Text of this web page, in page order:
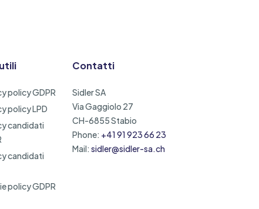
policy GDPR
policy LPD
candidati
candidati
policy GDPR
Contatti
Sidler SA
Via Gaggiolo 27
CH-6855 Stabio
Phone: +41 91 923 66 23
Mail: sidler@sidler-sa.ch